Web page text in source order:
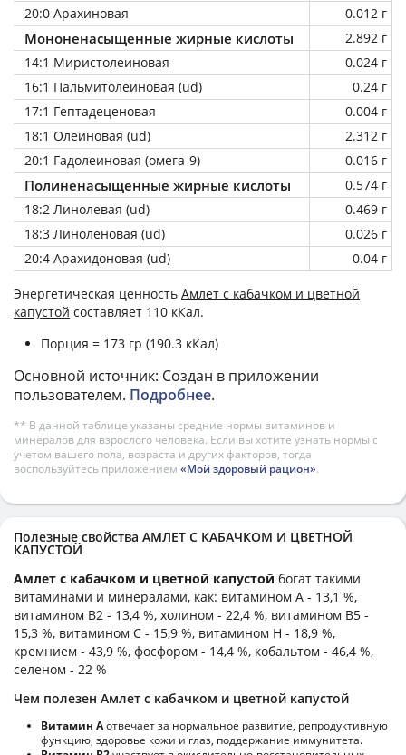
20:0 Арахиновая
0.012 г
Мононенасыщенные жирные кислоты
2.892 г
14:1 Миристолеиновая
0.024 г
16:1 Пальмитолеиновая (ud)
0.24 г
17:1 Гептадеценовая
0.004 г
18:1 Олеиновая (ud)
2.312 г
20:1 Гадолеиновая (омега-9)
0.016 г
Полиненасыщенные жирные кислоты
0.574 г
18:2 Линолевая (ud)
0.469 г
18:3 Линоленовая (ud)
0.026 г
20:4 Арахидоновая (ud)
0.04 г
Энергетическая ценность Амлет с кабачком и цветной
капустой составляет 110 кКал.
Порция = 173 гр (190.3 кКал)
Основной источник: Создан в приложении
пользователем. Подробнее.
** В данной таблице указаны средние нормы витаминов и
минералов для взрослого человека. Если вы хотите узнать нормы с
учетом вашего пола, возраста и других факторов, тогда
воспользуйтесь приложением «Мой здоровый рацион».
Полезные свойства АМЛЕТ С КАБАЧКОМ И ЦВЕТНОЙ
КАПУСТОЙ
Амлет с кабачком и цветной капустой богат такими
витаминами и минералами, как: витамином А - 13,1 %,
витамином B2 - 13,4 %, холином - 22,4 %, витамином B5 -
15,3 %, витамином C - 15,9 %, витамином H - 18,9 %,
кремнием - 43,9 %, фосфором - 14,4 %, кобальтом - 46,4 %,
селеном - 22 %
Чем полезен Амлет с кабачком и цветной капустой
Витамин Аотвечает за нормальное развитие, репродуктивную
функцию, здоровье кожи и глаз, поддержание иммунитета.